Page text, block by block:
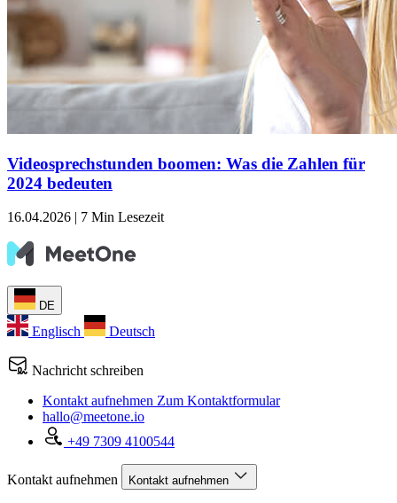
Videosprechstunden boomen: Was die Zahlen für
2024 bedeuten
16.04.2026 | 7 Min Lesezeit
DE
Englisch Deutsch
Nachricht schreiben
Kontakt aufnehmen Zum Kontaktformular
hallo@meetone.io
+49 7309 4100544
Kontakt aufnehmen Kontakt aufnehmen